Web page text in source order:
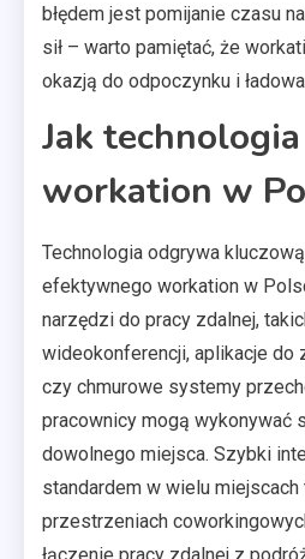
błędem jest pomijanie czasu
sił – warto pamiętać, że
okazją do odpoczynku i
Jak
workation w
Technologia odgrywa
efektywnego workation w
narzędzi do pracy zdalnej,
wideokonferencji, aplikacje do
czy chmurowe systemy
pracownicy mogą wykonywać
dowolnego miejsca. Szybki
standardem w wielu
przestrzeniach